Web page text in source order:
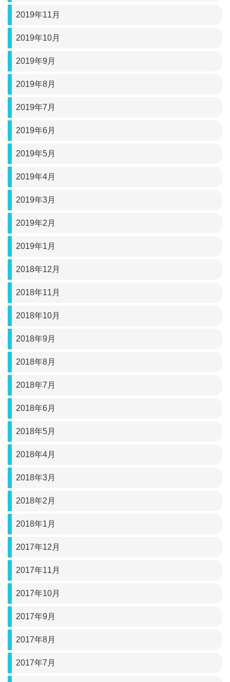
2019年11月
2019年10月
2019年9月
2019年8月
2019年7月
2019年6月
2019年5月
2019年4月
2019年3月
2019年2月
2019年1月
2018年12月
2018年11月
2018年10月
2018年9月
2018年8月
2018年7月
2018年6月
2018年5月
2018年4月
2018年3月
2018年2月
2018年1月
2017年12月
2017年11月
2017年10月
2017年9月
2017年8月
2017年7月